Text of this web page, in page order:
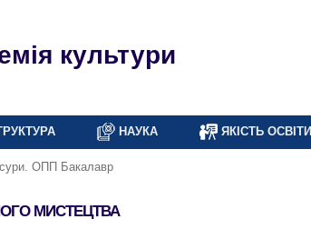
культури
НАУКА ЯКІСТЬ ОСВІТИ
ОПП Бакалавр
МИСТЕЦТВА